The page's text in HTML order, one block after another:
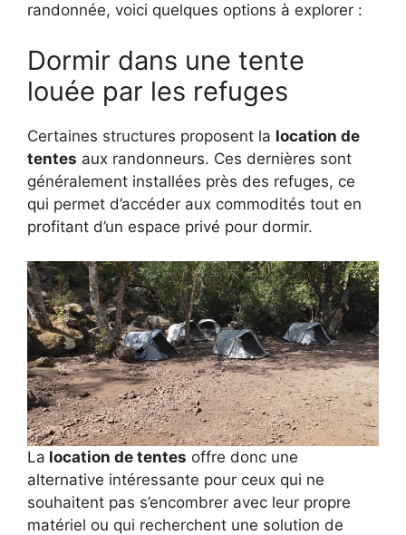
randonnée, voici quelques options à explorer :
Dormir dans une tente
louée par les refuges
Certaines structures proposent la location de
tentes aux randonneurs. Ces dernières sont
généralement installées près des refuges, ce
qui permet d’accéder aux commodités tout en
profitant d’un espace privé pour dormir.
La location de tentes offre donc une
alternative intéressante pour ceux qui ne
souhaitent pas s’encombrer avec leur propre
matériel ou qui recherchent une solution de